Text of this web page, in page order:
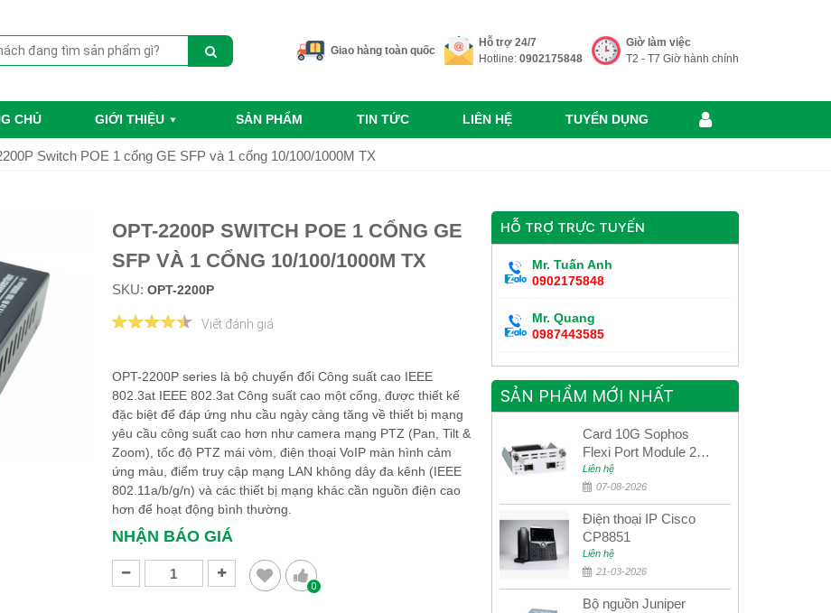
Giao hàng toàn quốc
Hỗ trợ 24/7
Hotline: 0902175848
Giờ làm việc
T2 - T7 Giờ hành chính
CHỦ GIỚI THIỆU SẢN PHẨM TIN TỨC LIÊN HỆ TUYỂN DỤNG
Switch POE 1 cổng GE SFP và 1 cổng 10/100/1000M TX
OPT-2200P SWITCH POE 1 CỔNG GE
SFP VÀ 1 CỔNG 10/100/1000M TX
SKU: OPT-2200P
Viết đánh giá
OPT-2200P series là bộ chuyển đổi Công suất cao IEEE
802.3at IEEE 802.3at Công suất cao một cổng, được thiết kế
đặc biệt để đáp ứng nhu cầu ngày càng tăng về thiết bị mạng
yêu cầu công suất cao hơn như camera mạng PTZ (Pan, Tilt &
Zoom), tốc độ PTZ mái vòm, điện thoại VoIP màn hình cảm
ứng màu, điểm truy cập mạng LAN không dây đa kênh (IEEE
802.11a/b/g/n) và các thiết bị mạng khác cần nguồn điện cao
hơn để hoạt động bình thường.
NHẬN BÁO GIÁ
0
HỖ TRỢ TRỰC TUYẾN
Mr. Tuấn Anh
0902175848
Mr. Quang
0987443585
SẢN PHẨM MỚI NHẤT
Card 10G Sophos
Flexi Port Module 2
port 10GbE SFP+
SGMOD2F2PUR
2port 10GbE SFP+
Liên hệ
07-08-2026
Điện thoại IP Cisco
CP8851
Liên hệ
21-03-2026
Bộ nguồn Juniper